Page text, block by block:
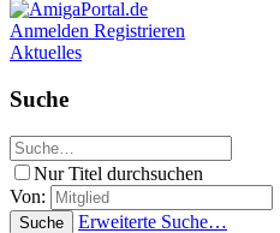
Anmelden Registrieren
Aktuelles
Suche
Nur Titel durchsuchen
Von:
Suche Erweiterte Suche…